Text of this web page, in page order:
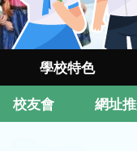
學校特色
校友會 網址